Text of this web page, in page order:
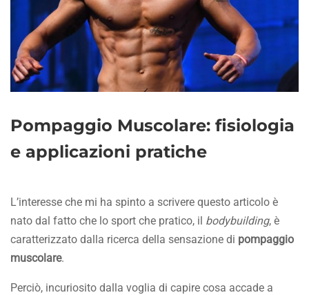
Pompaggio Muscolare: fisiologia
e applicazioni pratiche
L’interesse che mi ha spinto a scrivere questo articolo è
nato dal fatto che lo sport che pratico, il bodybuilding, è
caratterizzato dalla ricerca della sensazione di pompaggio
muscolare.
Perciò, incuriosito dalla voglia di capire cosa accade a